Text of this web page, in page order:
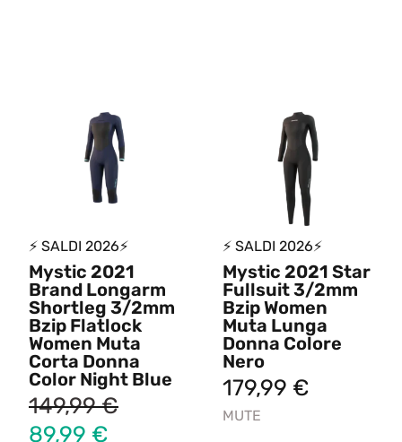
⚡ SALDI 2026⚡
Mystic 2021
Brand Longarm
Shortleg 3/2mm
Bzip Flatlock
Women Muta
Corta Donna
Color Night Blue
149,99€
89,99 €
⚡ SALDI 2026⚡
Mystic 2021 Star
Fullsuit 3/2mm
Bzip Women
Muta Lunga
Donna Colore
Nero
179,99 €
MUTE